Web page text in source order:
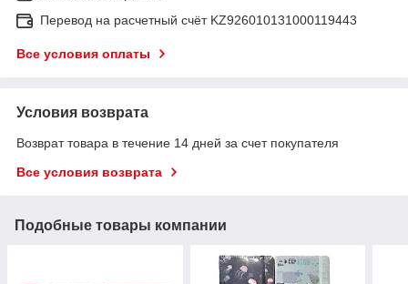
Перевод на расчетный счёт KZ926010131000119443
Все условия оплаты
Условия возврата
Возврат товара в течение 14 дней за счет покупателя
Все условия возврата
Подобные товары компании